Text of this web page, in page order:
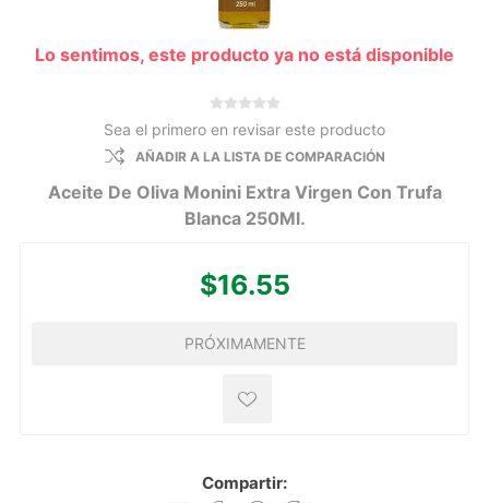
Lo sentimos, este producto ya no está disponible
Sea el primero en revisar este producto
AÑADIR A LA LISTA DE COMPARACIÓN
Aceite De Oliva Monini Extra Virgen Con Trufa
Blanca 250Ml.
$16.55
PRÓXIMAMENTE
Compartir: